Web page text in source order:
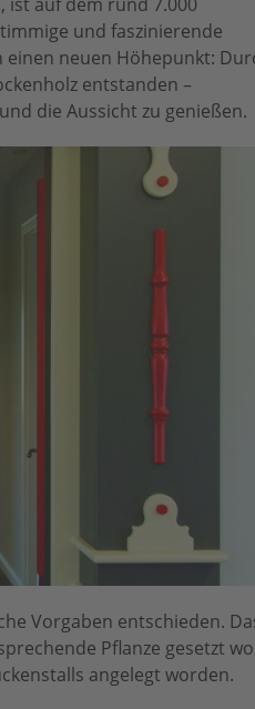
und faszinierende
neuen Höhepunkt:
entstanden –
die Aussicht zu genießen.
Vorgaben entschieden.
Pflanze gesetzt
angelegt worden.